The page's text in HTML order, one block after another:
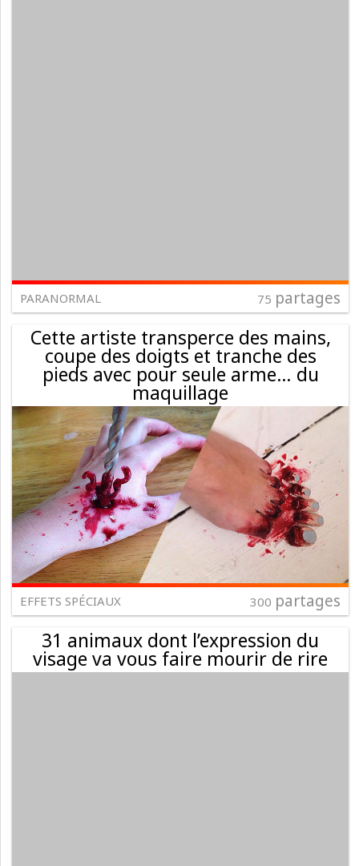
PARANORMAL 75 partages
Cette artiste transperce des mains,
coupe des doigts et tranche des
pieds avec pour seule arme… du
maquillage
EFFETS SPÉCIAUX 300 partages
31 animaux dont l’expression du
visage va vous faire mourir de rire